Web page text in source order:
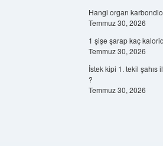
Hangi organ
Temmuz 30, 2026
1 şişe şarap kaç
Temmuz 30, 2026
İstek kipi 1. tekil şahıs
?
Temmuz 30, 2026